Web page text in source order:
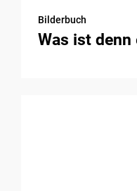
Bilderbuch
Was ist